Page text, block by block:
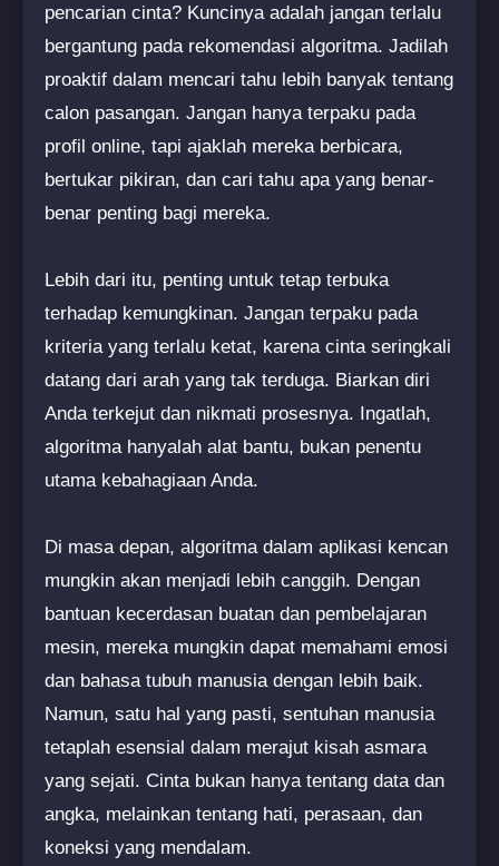
pencarian cinta? Kuncinya adalah jangan terlalu
bergantung pada rekomendasi algoritma. Jadilah
proaktif dalam mencari tahu lebih banyak tentang
calon pasangan. Jangan hanya terpaku pada
profil online, tapi ajaklah mereka berbicara,
bertukar pikiran, dan cari tahu apa yang benar-
benar penting bagi mereka.
Lebih dari itu, penting untuk tetap terbuka
terhadap kemungkinan. Jangan terpaku pada
kriteria yang terlalu ketat, karena cinta seringkali
datang dari arah yang tak terduga. Biarkan diri
Anda terkejut dan nikmati prosesnya. Ingatlah,
algoritma hanyalah alat bantu, bukan penentu
utama kebahagiaan Anda.
Di masa depan, algoritma dalam aplikasi kencan
mungkin akan menjadi lebih canggih. Dengan
bantuan kecerdasan buatan dan pembelajaran
mesin, mereka mungkin dapat memahami emosi
dan bahasa tubuh manusia dengan lebih baik.
Namun, satu hal yang pasti, sentuhan manusia
tetaplah esensial dalam merajut kisah asmara
yang sejati. Cinta bukan hanya tentang data dan
angka, melainkan tentang hati, perasaan, dan
koneksi yang mendalam.